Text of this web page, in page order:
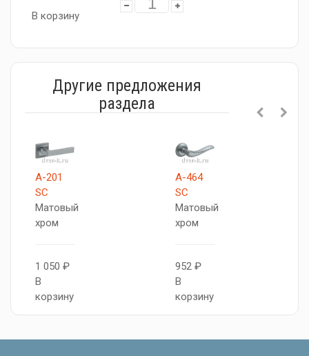
В корзину
Другие предложения
раздела
А-201
SC
Матовый
хром
1 050 ₽
В
корзину
A-464
SC
Матовый
хром
952 ₽
В
корзину